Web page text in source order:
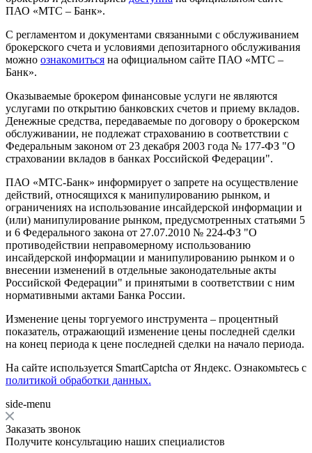
ПАО «МТС – Банк».
С регламентом и документами связанными с обслуживанием
брокерского счета и условиями депозитарного обслуживания
можно ознакомиться на официальном сайте ПАО «МТС –
Банк».
Оказываемые брокером финансовые услуги не являются
услугами по открытию банковских счетов и приему вкладов.
Денежные средства, передаваемые по договору о брокерском
обслуживании, не подлежат страхованию в соответствии с
Федеральным законом от 23 декабря 2003 года № 177-ФЗ "О
страховании вкладов в банках Российской Федерации".
ПАО «МТС-Банк» информирует о запрете на осуществление
действий, относящихся к манипулированию рынком, и
ограничениях на использование инсайдерской информации и
(или) манипулирование рынком, предусмотренных статьями 5
и 6 Федерального закона от 27.07.2010 № 224-ФЗ "О
противодействии неправомерному использованию
инсайдерской информации и манипулированию рынком и о
внесении изменений в отдельные законодательные акты
Российской Федерации" и принятыми в соответствии с ним
нормативными актами Банка России.
Изменение цены торгуемого инструмента – процентный
показатель, отражающий изменение цены последней сделки
на конец периода к цене последней сделки на начало периода.
На сайте используется SmartCaptcha от Яндекс. Ознакомьтесь с
политикой обработки данных.
side-menu
Заказать звонок
Получите консультацию наших специалистов